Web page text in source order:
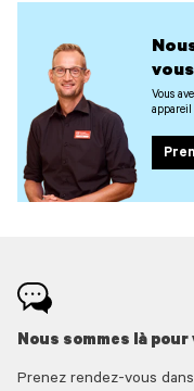
Vous
Nous sommes là pour
Prenez rendez-vous